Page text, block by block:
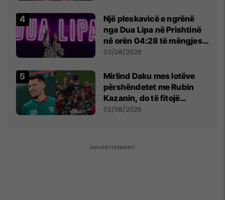
Një pleskavicë e ngrënë
nga Dua Lipa në Prishtinë
në orën 04:28 të mëngjesit
- dhe bota digjitale serbe
03/08/2026
Mirlind Daku mes lotëve
përshëndetet me Rubin
Kazanin, do të fitojë
miliona te Spartak Moska
02/08/2026